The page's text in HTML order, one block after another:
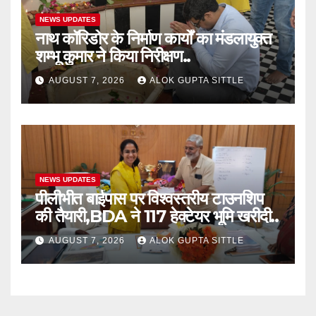
NEWS UPDATES
नाथ कॉरिडोर के निर्माण कार्यों का मंडलायुक्त
शम्भू कुमार ने किया निरीक्षण..
AUGUST 7, 2026 ALOK GUPTA SITTLE
NEWS UPDATES
पीलीभीत बाईपास पर विश्वस्तरीय टाउनशिप
की तैयारी,BDA ने 117 हेक्टेयर भूमि खरीदी..
AUGUST 7, 2026 ALOK GUPTA SITTLE